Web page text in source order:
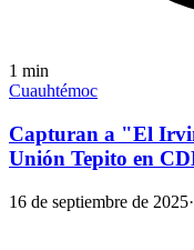
1 min
Cuauhtémoc
Capturan a "El
Unión Tepito en
16 de septiembre de 2025·